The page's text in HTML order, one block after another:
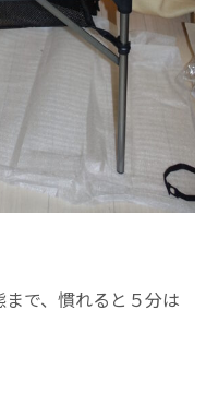
で、慣れると５分は